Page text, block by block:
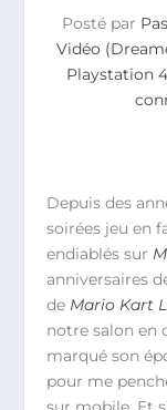
Posté par
Vidéo
Playstation
Depuis des
soirées jeu en
endiablés sur
anniversaires
de Mario Kart
notre salon en
marqué son
pour me